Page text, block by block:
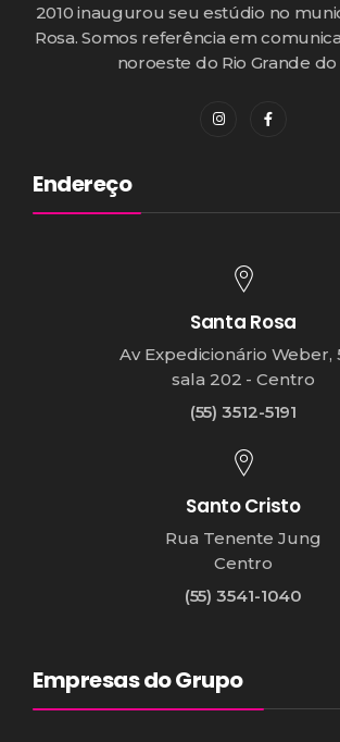
2010 inaugurou seu estúdio no
Rosa. Somos referência em
noroeste do Rio Grande do
Endereço
Santa Rosa
Av Expedicionário Weber,
sala 202 - Centro
(55) 3512-5191
Santo Cristo
Rua Tenente Jung
Centro
(55) 3541-1040
Empresas do Grupo